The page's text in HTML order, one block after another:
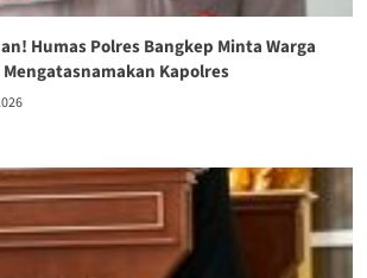
Humas Polres Bangkep Minta Warga
Kapolres